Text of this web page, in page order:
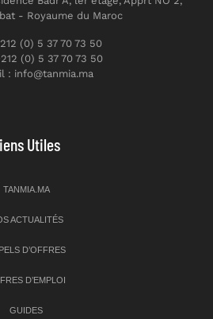
- Royaume du Maroc
(0) 5 37 70 73 50
(0) 5 37 70 73 50
: info@tanmia.ma
Utiles
TANMIA.MA
ACTUALITÉS
D’OFFRES
D’EMPLOI
GUIDES